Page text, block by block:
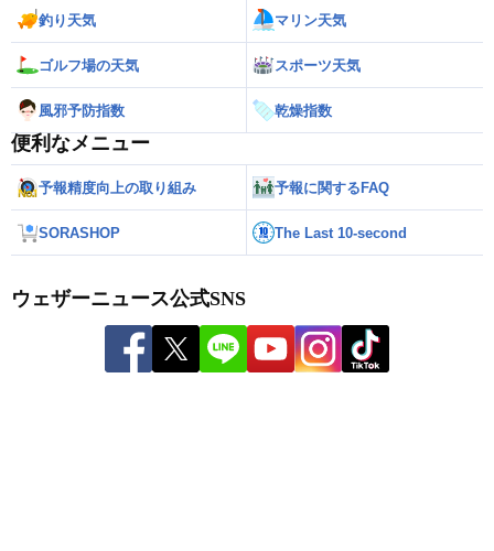
釣り天気 マリン天気
ゴルフ場の天気 スポーツ天気
風邪予防指数 乾燥指数
便利なメニュー
予報精度向上の取り組み 予報に関するFAQ
SORASHOP The Last 10-second
ウェザーニュース公式SNS